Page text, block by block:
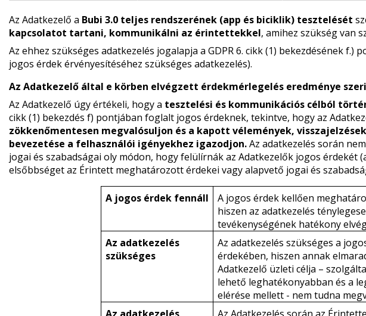
Az Adatkezelő a Bubi 3.0 teljes rendszerének (app és biciklik) tesztelését
kapcsolatot tartani, kommunikálni az érintettekkel, amihez szükség van
Az ehhez szükséges adatkezelés jogalapja a GDPR 6. cikk (1) bekezdésének f.)
jogos érdek érvényesítéséhez szükséges adatkezelés).
Az Adatkezelő által e körben elvégzett érdekmérlegelés eredménye
Az Adatkezelő úgy értékeli, hogy a tesztelési és kommunikációs célból
cikk (1) bekezdés f) pontjában foglalt jogos érdeknek, tekintve, hogy az
zökkenőmentesen megvalósuljon és a kapott vélemények,
bevezetése a felhasználói igényekhez igazodjon.Az adatkezelés során
jogai és szabadságai oly módon, hogy felülírnák az Adatkezelők jogos érdekét
elsőbbséget az Érintett meghatározott érdekei vagy alapvető jogai és
A jogos érdek fennáll
A jogos érdek kellően
hiszen az adatkezelés
tevékenységének hatékony
Az adatkezelés
szükséges
Az adatkezelés szükséges a
érdekében, hiszen annak
Adatkezelő üzleti célja –
lehető leghatékonyabban és a
elérése mellett - nem tudna